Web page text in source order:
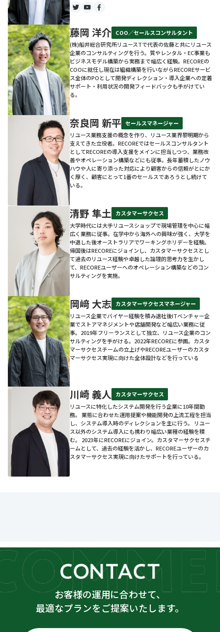
藤岡 洋介 COO／セールスコンサルタント
(株)船井総合研究所リユースTで代表の佐藤と共にリユース
企業のコンサルティングを行う。質やレンタル・EC事業も
ビジネスモデル構築から実務まで幅広く経験。RECOREの
COOに就任し現在は組織構築を行いながらRECOREサービ
ス全体のPOとして開発ディレクション・導入企業への定着
サポート・利用状況の開発フィードバックも手がけてい
る。
奈良岡 新平 セールスマネージャー
リユース業務支援の概念を作り、リユース業界黎明期から
支えてきた立役者。RECOREではセールスコンサルタント
としてRECOREの導入支援をメインに担当しつつ、業務改
善やオペレーション構築などにも従事。長年蓄積したノウ
ハウや人に寄り添った対応により顧客からの信頼がとにか
く厚く、顧客にとって1番のセールスであろうとし続けて
いる。
清野 隼土
カスタマーサクセス
大学時代には大手リユースショップで現場管理を中心に幅
広く業務に従事。在学中から海外への興味が強く、大学を
中退した後オーストラリアでワーキングホリデーを経験。
帰国後はRECOREにジョインし、カスタマーサクセスとし
て過去のリユース経験や卓越した論理的思考力を生かし
て、RECOREユーザーへのオペレーション構築などのコン
サルティングを実施。
岡﨑 大志
カスタマーサクセスマネージャー
リユース企業でバイヤー経験を積み退社後ITベンチャー企
業でストアマネジメントや店舗開発など幅広い業務に従
事。2019年フリーランスとして独立、リユース企業のコン
サルティングを手がける。2022年RECOREに参画。カスタ
マーサクセスチームの立上げやRECOREユーザーのカスタ
マーサクセス実現に向けた全体設計などを行っている
川崎 義人
カスタマーサクセス
リユースに特化したシステム開発を行う企業に10年間勤
務。 業態に合わせた運用提案や機能開発の上流工程を担当
し、システム導入時のディレクションを主に行う。 リユー
ス以外のシステム導入にも携わり幅広い業種の経験を積
む。 2023年にRECOREにジョイン。カスタマーサクセスチ
ームとして、過去の経験を活かし、RECOREユーザーのカ
スタマーサクセス実現に向けたサポートを行っている。
お客様の運用に合わせて、
最適なプランをご提案いたします。